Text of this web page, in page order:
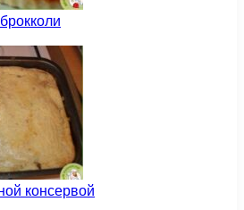
консервой